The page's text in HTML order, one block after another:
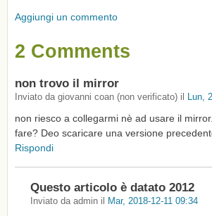
Aggiungi un commento
2 Comments
non trovo il mirror
Inviato da giovanni coan (non verificato) il Lun,
non riesco a collegarmi nè ad usare il
fare? Deo scaricare una versione
Rispondi
Questo articolo è datato 2012
Inviato da admin il Mar, 2018-12-11 09:34